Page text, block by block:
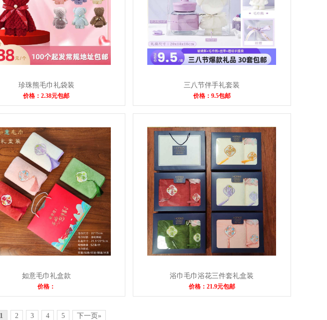
珍珠熊毛巾礼袋装
价格：2.38元包邮
三八节伴手礼套装
价格：9.5包邮
如意毛巾礼盒款
价格：
浴巾毛巾浴花三件套礼盒装
价格：21.9元包邮
1 2 3 4 5 下一页»